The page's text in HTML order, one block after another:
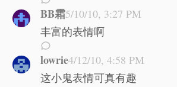
BB霜5/10/10, 3:27 PM
丰富的表情啊
lowrie4/12/10, 4:58 PM
这小鬼表情可真有趣